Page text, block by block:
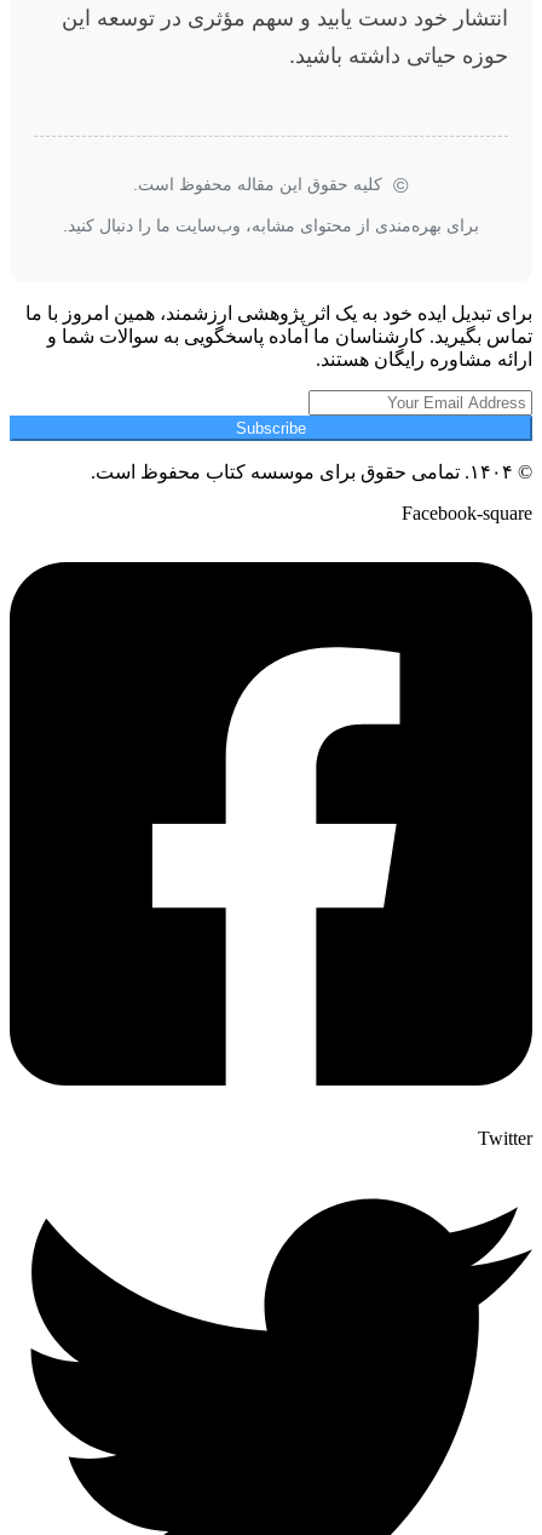
انتشار خود دست یابید و سهم مؤثری در توسعه این
حوزه حیاتی داشته باشید.
© کلیه حقوق این مقاله محفوظ است.
برای بهره‌مندی از محتوای مشابه، وب‌سایت ما را دنبال کنید.
برای تبدیل ایده خود به یک اثر پژوهشی ارزشمند، همین امروز با ما
تماس بگیرید. کارشناسان ما آماده پاسخگویی به سوالات شما و
ارائه مشاوره رایگان هستند.
Subscribe
© ۱۴۰۴. تمامی حقوق برای موسسه کتاب محفوظ است.
Facebook-square
Twitter